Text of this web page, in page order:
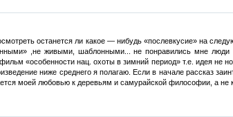
останется ли какое — нибудь «послевкусие» на
,не живыми, шаблонными... не понравились мне люди
«особенности нац. охоты в зимний период» т.е. идея не
ниже среднего я полагаю. Если в начале рассказ
моей любовью к деревьям и самурайской философии, а не